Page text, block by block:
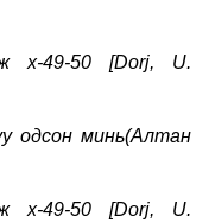
х-49-50 [Dorj, U.
одсон минь(Алтан
х-49-50 [Dorj, U.